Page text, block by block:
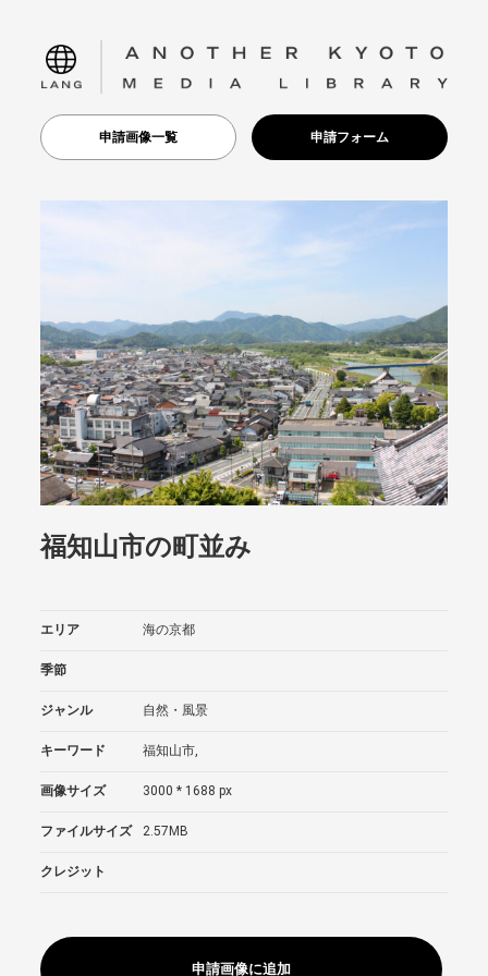
language
申請画像一覧 申請フォーム
福知山市の町並み
エリア 海の京都
季節
ジャンル 自然・風景
キーワード 福知山市,
画像サイズ 3000 * 1688 px
ファイルサイズ 2.57MB
クレジット
申請画像に追加